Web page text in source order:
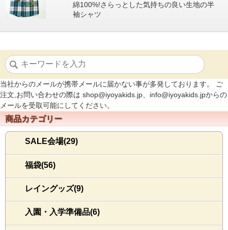
綿100%!さらっとした気持ちの良い生地の半
袖シャツ
当社からのメールが携帯メールに届かない事が多発しております。 ご
注文,お問い合わせの際は shop@iyoyakids.jp、info@iyoyakids.jpからの
メールを受取可能にしてください。
商品カテゴリー
SALE会場(29)
福袋(56)
レイングッズ(9)
入園・入学準備品(6)